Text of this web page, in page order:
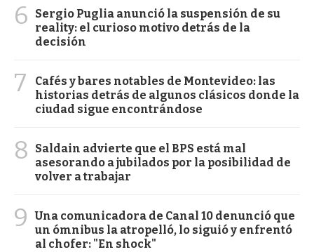
6
Sergio Puglia anunció la suspensión de su
reality: el curioso motivo detrás de la
decisión
7
Cafés y bares notables de Montevideo: las
historias detrás de algunos clásicos donde la
ciudad sigue encontrándose
8
Saldain advierte que el BPS está mal
asesorando a jubilados por la posibilidad de
volver a trabajar
9
Una comunicadora de Canal 10 denunció que
un ómnibus la atropelló, lo siguió y enfrentó
al chofer: "En shock"